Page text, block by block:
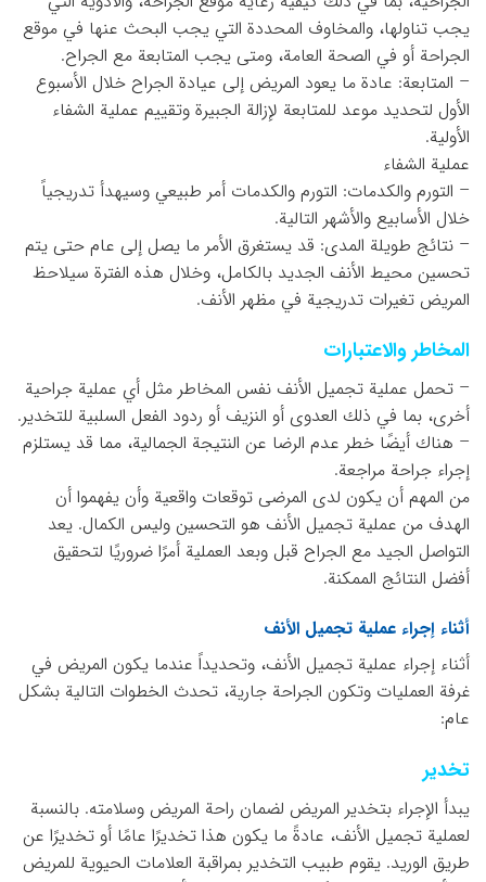
يجب تناولها، والمخاوف المحددة التي يجب البحث عنها في موقع
الجراحة أو في الصحة العامة، ومتى يجب المتابعة مع الجراح.
– المتابعة: عادة ما يعود المريض إلى عيادة الجراح خلال الأسبوع
الأول لتحديد موعد للمتابعة لإزالة الجبيرة وتقييم عملية الشفاء
الأولية.
عملية الشفاء
– التورم والكدمات: التورم والكدمات أمر طبيعي وسيهدأ تدريجياً
خلال الأسابيع والأشهر التالية.
– نتائج طويلة المدى: قد يستغرق الأمر ما يصل إلى عام حتى يتم
تحسين محيط الأنف الجديد بالكامل، وخلال هذه الفترة سيلاحظ
المريض تغيرات تدريجية في مظهر الأنف.
المخاطر والاعتبارات
– تحمل عملية تجميل الأنف نفس المخاطر مثل أي عملية جراحية
أخرى، بما في ذلك العدوى أو النزيف أو ردود الفعل السلبية للتخدير.
– هناك أيضًا خطر عدم الرضا عن النتيجة الجمالية، مما قد يستلزم
إجراء جراحة مراجعة.
من المهم أن يكون لدى المرضى توقعات واقعية وأن يفهموا أن
الهدف من عملية تجميل الأنف هو التحسين وليس الكمال. يعد
التواصل الجيد مع الجراح قبل وبعد العملية أمرًا ضروريًا لتحقيق
أفضل النتائج الممكنة.
أثناء إجراء عملية تجميل الأنف
أثناء إجراء عملية تجميل الأنف، وتحديداً عندما يكون المريض في
غرفة العمليات وتكون الجراحة جارية، تحدث الخطوات التالية بشكل
عام:
تخدير
يبدأ الإجراء بتخدير المريض لضمان راحة المريض وسلامته. بالنسبة
لعملية تجميل الأنف، عادةً ما يكون هذا تخديرًا عامًا أو تخديرًا عن
طريق الوريد. يقوم طبيب التخدير بمراقبة العلامات الحيوية للمريض